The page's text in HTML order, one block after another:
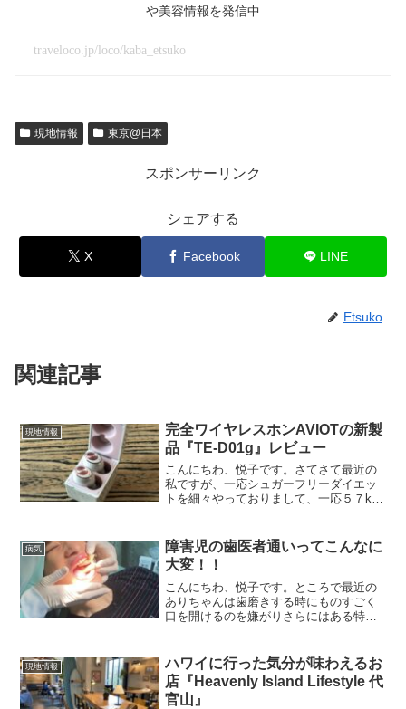
や美容情報を発信中
traveloco.jp/loco/kaba_etsuko
現地情報 東京@日本
スポンサーリンク
シェアする
X Facebook LINE
Etsuko
関連記事
現地情報
完全ワイヤレスホンAVIOTの新製
品『TE-D01g』レビュー
こんにちわ、悦子です。さてさて最近の
私ですが、一応シュガーフリーダイエッ
トを細々やっておりまして、一応５７kg
い。。多分停滞期なのかもしれません
が、ある程度落ちてくるとその後...
病気
障害児の歯医者通いってこんなに
大変！！
こんにちわ、悦子です。ところで最近の
ありちゃんは歯磨きする時にものすごく
口を開けるのを嫌がりさらにはある特定
ったので、重い腰を上げて歯医者に連れ
て行くことにしました。歯...
現地情報
ハワイに行った気分が味わえるお
店『Heavenly Island Lifestyle 代
官山』